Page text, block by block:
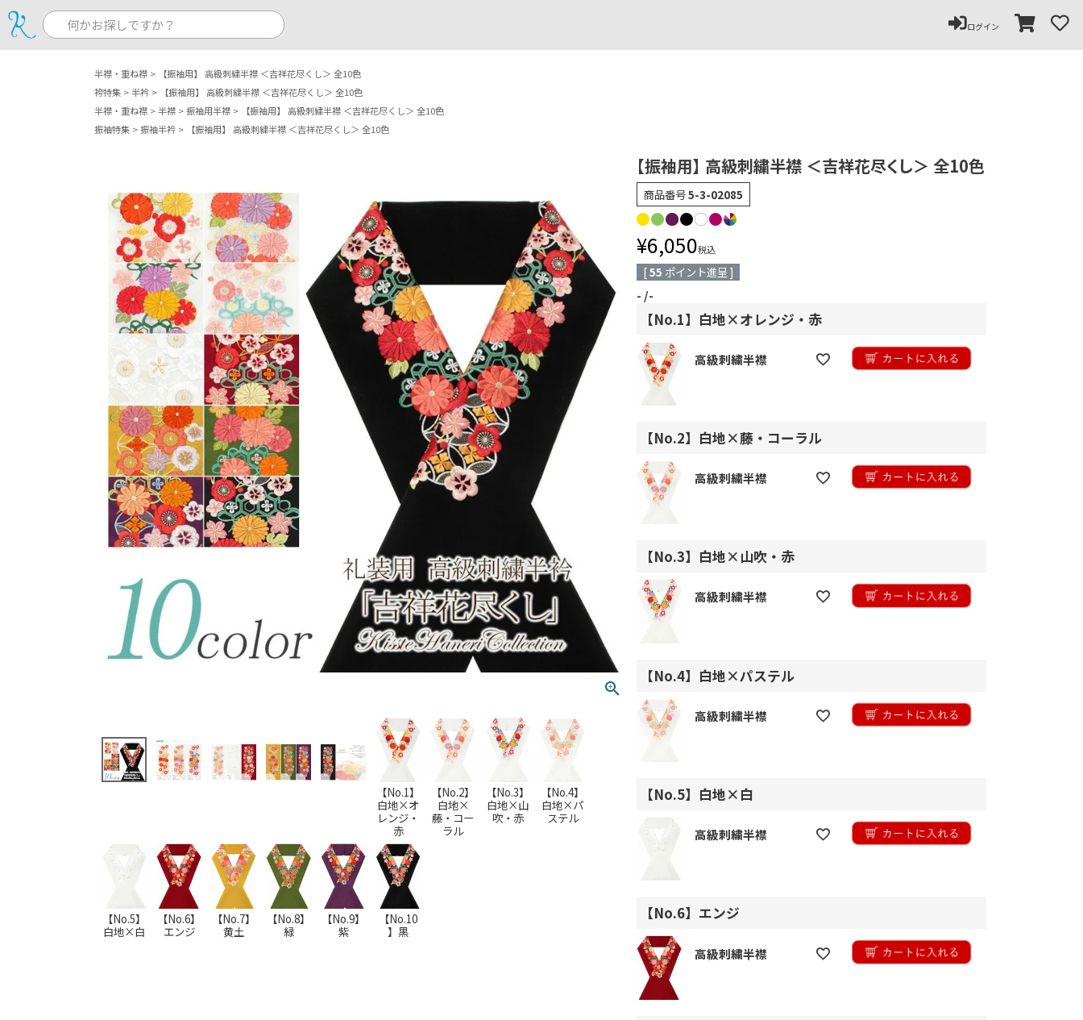
ログイン
半襟・重ね襟
【振袖用】 高級刺繍半襟 ＜吉祥花尽くし＞ 全10色
袴特集
半衿
【振袖用】 高級刺繍半襟 ＜吉祥花尽くし＞ 全10色
半襟・重ね襟
半襟 振袖用半襟
【振袖用】 高級刺繍半襟 ＜吉祥花尽くし＞ 全10色
振袖特集
振袖半衿 【振袖用】 高級刺繍半襟 ＜吉祥花尽くし＞ 全10色
【No.1】
白地×オ
レンジ・
赤
【No.2】
白地×
藤・コー
ラル
【No.3】
白地×山
吹・赤
【No.4】
白地×パ
ステル
【No.5】
白地×白
【No.6】
エンジ
【No.7】
黄土
【No.8】
緑
【No.9】
紫
【No.10
】黒
【振袖用】 高級刺繍半襟 ＜吉祥花尽くし＞ 全10色
商品番号5-3-02085
¥6,050税込
[55 ポイント進呈 ]
- -
【No.1】白地×オレンジ・赤
高級刺繍半襟
【No.2】白地×藤・コーラル
高級刺繍半襟
【No.3】白地×山吹・赤
高級刺繍半襟
【No.4】白地×パステル
高級刺繍半襟
【No.5】白地×白
高級刺繍半襟
【No.6】エンジ
高級刺繍半襟
ペー
ジト